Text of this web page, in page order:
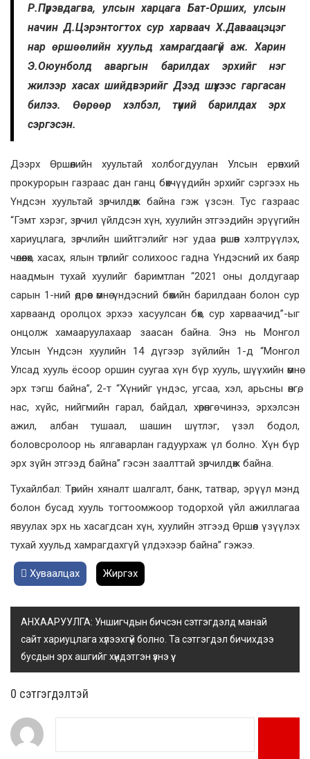
Р.Пүрэвдагва, улсын харцага Бат-Орших, улсын
начин Д.Цэрэнтогтох сур харваач Х.Даваацэцэг
нар өршөөлийн хуульд хамрагдаагүй аж. Харин
Э.Оюунболд аваргын барилдах эрхийг нэг
жилээр хасах шийдвэрийг Дээд шүүхээс гаргасан
билээ. Өөрөөр хэлбэл, түүний барилдах эрх
сэргэсэн.
Дээрх Өршөөлийн хуультай холбогдуулан Улсын ерөнхий
прокурорын газраас дан ганц бөхчүүдийн эрхийг сэргээх нь
Үндсэн хуультай зөрчилдөж байна гэж үзсэн. Тус газраас
“Гэмт хэрэг, зөрчил үйлдсэн хүн, хуулийн этгээдийн эрүүгийн
хариуцлага, зөрчлийн шийтгэлийг нэг удаа өршөөн хэлтрүүлэх,
чөлөөлөх, хасах, ялын төрлийг солихоос гадна Үндэсний их баяр
наадмын тухай хуулийг баримтлан “2021 оны долдугаар
сарын 1-ний өдрөөс өмнө үндэсний бөхийн барилдаан болон сур
харваанд оролцох эрхээ хасуулсан бөх, сур харваачид”-ыг
онцолж хамааруулахаар заасан байна. Энэ нь Монгол
Улсын Үндсэн хуулийн 14 дүгээр зүйлийн 1-д “Монгол
Улсад хууль ёсоор оршин суугаа хүн бүр хууль, шүүхийн өмнө
эрх тэгш байна”, 2-т “Хүнийг үндэс, угсаа, хэл, арьсны өнгө,
нас, хүйс, нийгмийн гарал, байдал, хөрөнгө чинээ, эрхэлсэн
ажил, албан тушаал, шашин шүтлэг, үзэл бодол,
боловсролоор нь ялгаварлан гадуурхаж үл болно. Хүн бүр
эрх зүйн этгээд байна” гэсэн заалттай зөрчилдөж байна.
Тухайлбал: Төрийн хяналт шалгалт, банк, татвар, эрүүл мэнд
болон бусад хууль тогтоомжоор тодорхой үйл ажиллагаа
явуулах эрх нь хасагдсан хүн, хуулийн этгээд Өршөөл үзүүлэх
тухай хуульд хамрагдахгүй үлдэхээр байна” гэжээ.
Хуваалцах Жиргэх
АНХААРУУЛГА: Уншигчдын бичсэн сэтгэгдэлд манай
сайт хариуцлага хүлээхгүй болно. Та сэтгэгдэл бичихдээ
бусдын эрх ашгийг хүндэтгэн үзнэ үү.
0 cэтгэгдэлтэй